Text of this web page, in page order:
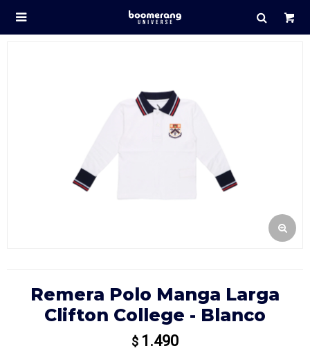

Remera Polo Manga Larga
Clifton College - Blanco
$ 1.490